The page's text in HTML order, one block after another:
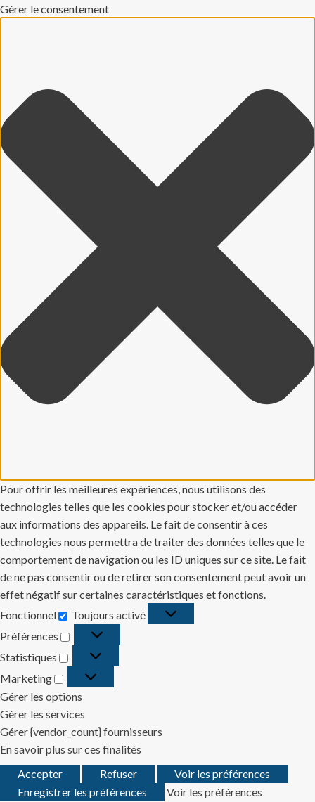
Gérer le consentement
Pour offrir les meilleures expériences, nous utilisons des
technologies telles que les cookies pour stocker et/ou accéder
aux informations des appareils. Le fait de consentir à ces
technologies nous permettra de traiter des données telles que le
comportement de navigation ou les ID uniques sur ce site. Le fait
de ne pas consentir ou de retirer son consentement peut avoir un
effet négatif sur certaines caractéristiques et fonctions.
Fonctionnel
Fonctionnel
Toujours activé
Préférences
Préférences
Statistiques
Statistiques
Marketing
Marketing
Gérer les options
Gérer les services
Gérer {vendor_count} fournisseurs
En savoir plus sur ces finalités
Accepter
Refuser
Voir les préférences
Enregistrer les préférences
Voir les préférences